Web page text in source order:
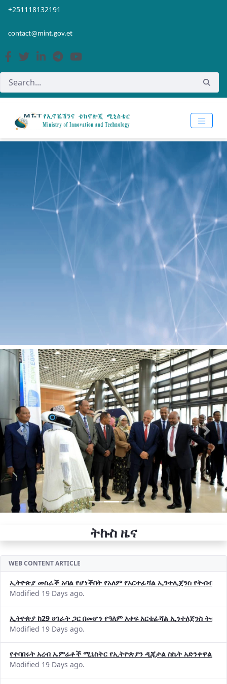
Skip to Main Content
Open Accessibility Menu
+251118132191
contact@mint.gov.et
Previous Next
ትኩስ ዜና
WEB CONTENT ARTICLE
ኢትዮጵያ መስራች አባል የሆነችበት የአለም የአርተፊሻል ኢንተሊጀንስ የትብብር
Modified 19 Days ago.
ኢትዮጵያ ከ29 ሀገራት ጋር በመሆን የዓለም አቀፍ አርቴፊሻል ኢንተለጀንስ
Modified 19 Days ago.
የተባበሩት አረብ ኤምሬቶች ሚኒስትር የኢትዮጵያን ዲጂታል ስኬት አድንቀዋል
Modified 19 Days ago.